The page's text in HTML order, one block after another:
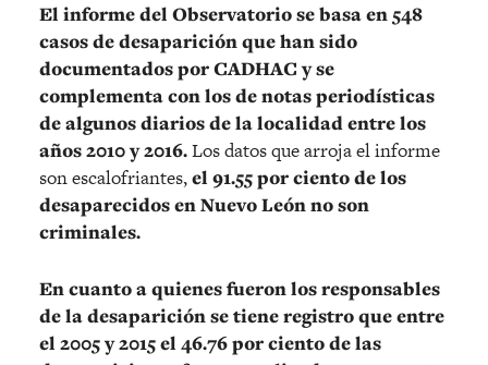
El informe del Observatorio se basa en 548
casos de desaparición que han sido
documentados por CADHAC y se
complementa con los de notas periodísticas
de algunos diarios de la localidad entre los
años 2010 y 2016.Los datos que arroja el informe
son escalofriantes,el 91.55 por ciento de los
desaparecidos en Nuevo León no son
criminales.
En cuanto a quienes fueron los responsables
de la desaparición se tiene registro que entre
el 2005 y 2015 el 46.76 por ciento de las